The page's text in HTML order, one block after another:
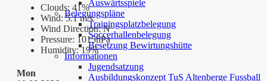
Auswärtsspiele
Belegungspläne
Trainingsplatzbelegung
Soccerhallenbelegung
Besetzung Bewirtungshütte
Informationen
Jugendsatzung
Ausbildungskonzept TuS Altenberge Fussball
Clouds: 41%
Wind:5.1 m/s
Wind Direction:N
Pressure: 1015hPa
Humidity:19%
Mon